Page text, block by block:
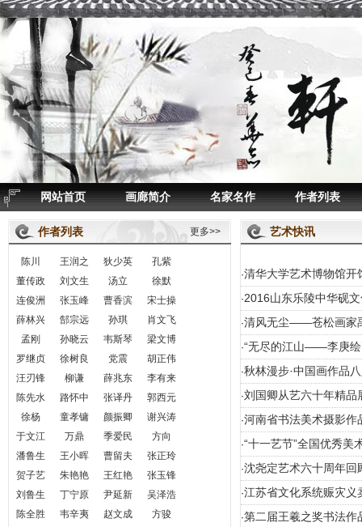
网站首页 画廊简介 名家名作 作者列表
作者列表 更多>>
陈川 王润之 狄少英
孔紫
董传政
刘文生 汤立
徐默
连俊洲
张玉峰 曹香滨
宋士操
薛林兴
郜宗远 孙琪
肖文飞
孟刚
孙晓云 韦斯琴
梁文博
罗继贞
徐树良 党震
胡正伟
汪刃锋
柳谦 薛兆东
李有来
陈先水
路怀中 张译丹
郭西元
徐杨
童孝镛 颜振卿
谢兴涛
于文江
万鼎 季爱民
方向
潘鲁生
王小晖 曹留夫
张正玲
贺子艺
朱艳艳 王红艳
张玉锋
刘鲁生
丁宁原 尹延新
吴泽浩
陈全胜
韦辛夷 赵文成
方骏
艺术快讯
·清华大学艺术博物馆开
·2016山东乐陵中华砚
·清风无尘——苍松画家
·“无尽的江山——李庚绘
·秋林漫步·中国画作品
·刘国卿从艺六十年精品
·河南省书法美术摄影作
·“十一艺节”全国优秀美
·沈尧定艺术六十周年回
·江苏省文化系统赈灾义
·第二届王羲之奖书法作